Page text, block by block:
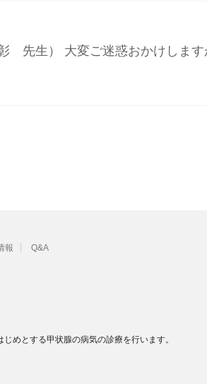
先生） 大変ご迷惑おかけします
報 Q&A
めとする甲状腺の病気の診療を行います。